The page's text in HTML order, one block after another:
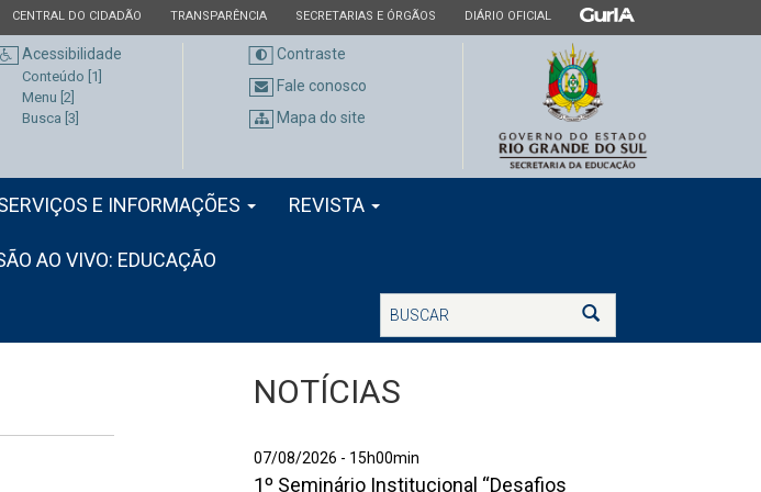
ESTADO
CENTRAL DO CIDADÃO ESTADO
TRANSPARÊNCIA ESTADO
SECRETARIAS E ÓRGÃOS ESTADO
DIÁRIO OFICIAL ESTADO
Acessibilidade
Conteúdo [1]
Menu [2]
Busca [3]
Contraste
Fale conosco
Mapa do site
E INFORMAÇÕES REVISTA
AO VIVO: EDUCAÇÃO
Buscar
Buscar
NOTÍCIAS
1º
Seminário
07/08/2026 - 15h00min
1º Seminário Institucional “Desafios